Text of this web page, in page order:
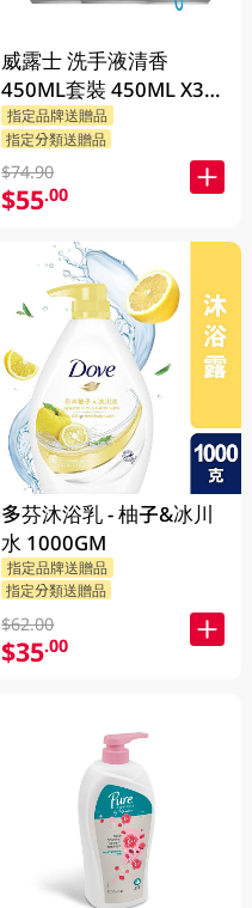
威露士 洗手液清香
450ML套裝 450ML X3
BP
指定品牌送贈品
指定分類送贈品
$74.90
$55.00
多芬沐浴乳 - 柚子&冰川
水 1000GM
指定品牌送贈品
指定分類送贈品
$62.00
$35.00